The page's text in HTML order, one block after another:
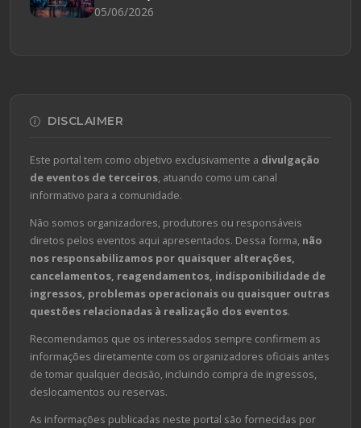
05/06/2026
DISCLAIMER
Este portal tem como objetivo exclusivamente a divulgação
de eventos de terceiros, atuando como um canal
informativo para a comunidade.
Não somos organizadores, produtores ou responsáveis
diretos pelos eventos aqui apresentados. Dessa forma, não
nos responsabilizamos por quaisquer alterações,
cancelamentos, reagendamentos, indisponibilidade de
ingressos, problemas operacionais ou quaisquer outras
questões relacionadas à realização dos eventos.
Recomendamos que os interessados sempre confirmem as
informações diretamente com os organizadores oficiais antes
de tomar qualquer decisão, incluindo compra de ingressos,
deslocamentos ou reservas.
As informações publicadas neste portal são fornecidas por